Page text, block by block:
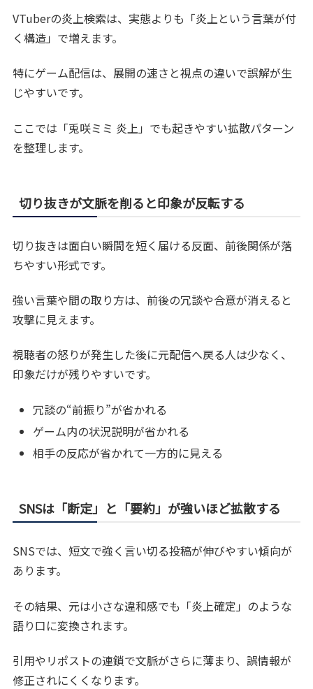
VTuberの炎上検索は、実態よりも「炎上という言葉が付
く構造」で増えます。
特にゲーム配信は、展開の速さと視点の違いで誤解が生
じやすいです。
ここでは「兎咲ミミ 炎上」でも起きやすい拡散パターン
を整理します。
切り抜きが文脈を削ると印象が反転する
切り抜きは面白い瞬間を短く届ける反面、前後関係が落
ちやすい形式です。
強い言葉や間の取り方は、前後の冗談や合意が消えると
攻撃に見えます。
視聴者の怒りが発生した後に元配信へ戻る人は少なく、
印象だけが残りやすいです。
冗談の“前振り”が省かれる
ゲーム内の状況説明が省かれる
相手の反応が省かれて一方的に見える
SNSは「断定」と「要約」が強いほど拡散する
SNSでは、短文で強く言い切る投稿が伸びやすい傾向が
あります。
その結果、元は小さな違和感でも「炎上確定」のような
語り口に変換されます。
引用やリポストの連鎖で文脈がさらに薄まり、誤情報が
修正されにくくなります。